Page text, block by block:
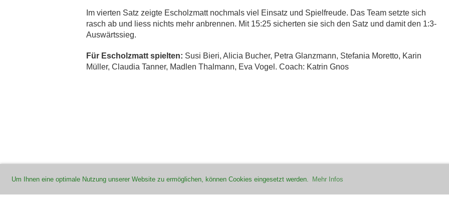
Um Ihnen eine optimale Nutzung unserer Website zu ermöglichen, können Cookies eingesetzt werden. Mehr Infos
Im vierten Satz zeigte Escholzmatt nochmals viel Einsatz und Spielfreude. Das Team setzte sich
rasch ab und liess nichts mehr anbrennen. Mit 15:25 sicherten sie sich den Satz und damit den 1:3-
Auswärtssieg.
Für Escholzmatt spielten: Susi Bieri, Alicia Bucher, Petra Glanzmann, Stefania Moretto, Karin
Müller, Claudia Tanner, Madlen Thalmann, Eva Vogel. Coach: Katrin Gnos